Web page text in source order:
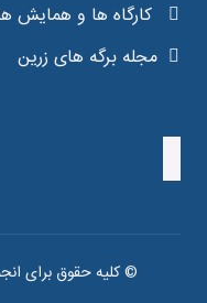
کارگاه ها و همایش
مجله برگه های زرین
© کلیه حقوق برای